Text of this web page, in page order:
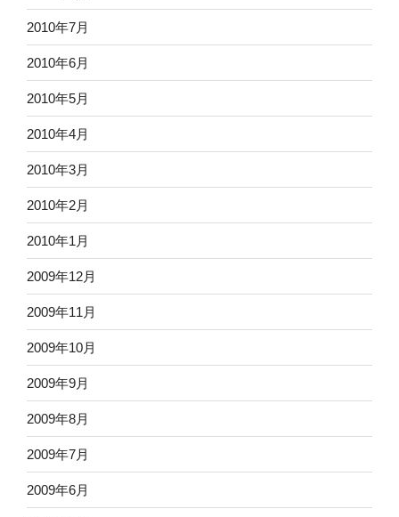
2010年7月
2010年6月
2010年5月
2010年4月
2010年3月
2010年2月
2010年1月
2009年12月
2009年11月
2009年10月
2009年9月
2009年8月
2009年7月
2009年6月